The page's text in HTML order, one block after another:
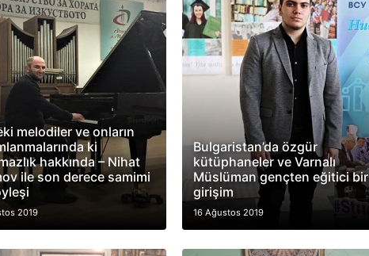
melodiler ve onların
ki
hakkında – Nihat
ile son derece samimi
2019
Bulgaristan’da özgür
kütüphaneler ve Varnalı
Müslüman gençten eğitici bir
girişim
16 Ağustos 2019